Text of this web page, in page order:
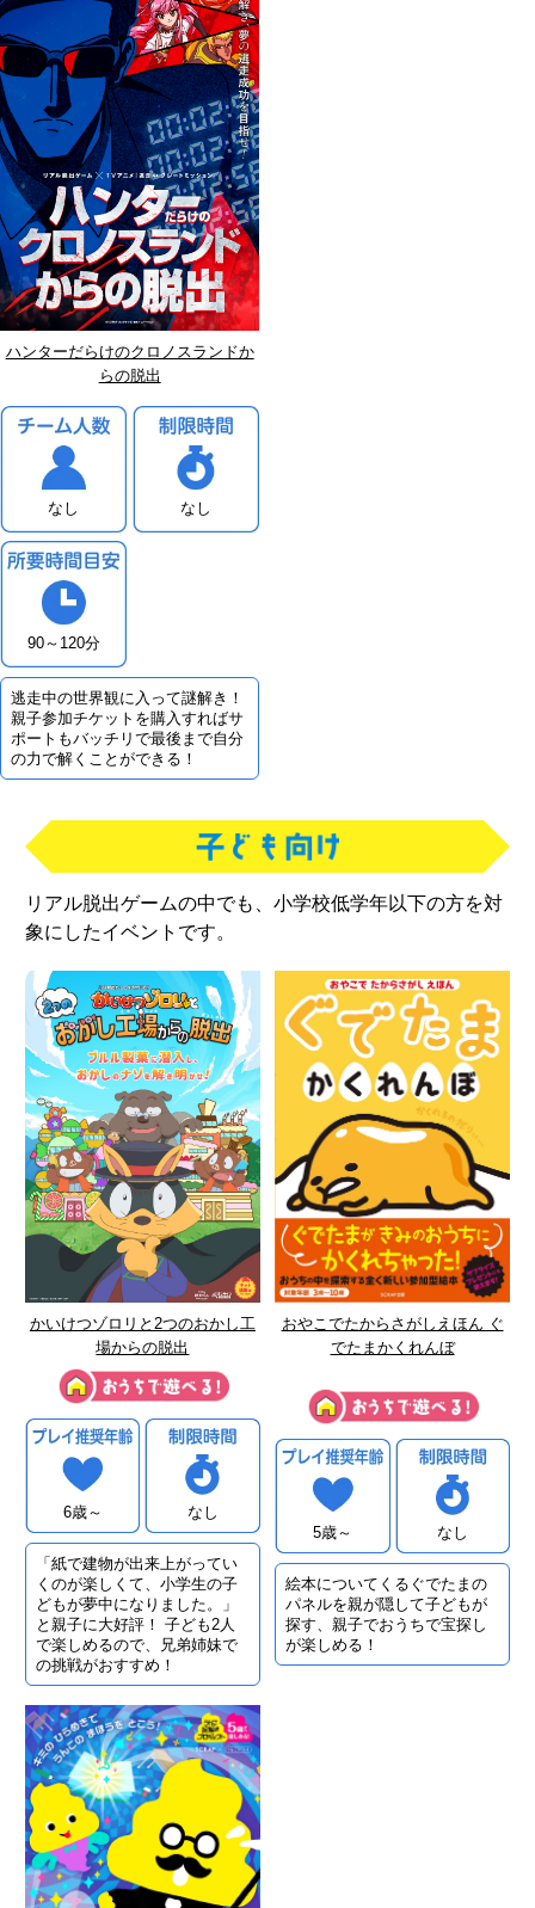
ハンターだらけのクロノスランドか
らの脱出
なし なし
90～120分
逃走中の世界観に入って謎解き！
親子参加チケットを購入すればサ
ポートもバッチリで最後まで自分
の力で解くことができる！
リアル脱出ゲームの中でも、小学校低学年以下の方を対
象にしたイベントです。
かいけつゾロリと2つのおかし工
場からの脱出
6歳～ なし
「紙で建物が出来上がってい
くのが楽しくて、小学生の子
どもが夢中になりました。」
と親子に大好評！ 子ども2人
で楽しめるので、兄弟姉妹で
の挑戦がおすすめ！
おやこでたからさがしえほん ぐ
でたまかくれんぼ
5歳～ なし
絵本についてくるぐでたまの
パネルを親が隠して子どもが
探す、親子でおうちで宝探し
が楽しめる！